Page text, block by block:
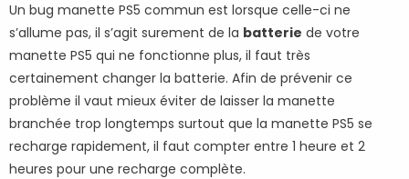
Un bug manette PS5 commun est lorsque celle-ci ne
s’allume pas, il s’agit surement de la batterie de votre
manette PS5 qui ne fonctionne plus, il faut très
certainement changer la batterie. Afin de prévenir ce
problème il vaut mieux éviter de laisser la manette
branchée trop longtemps surtout que la manette PS5 se
recharge rapidement, il faut compter entre 1 heure et 2
heures pour une recharge complète.